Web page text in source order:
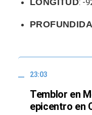
23:03
Temblor en
epicentro en